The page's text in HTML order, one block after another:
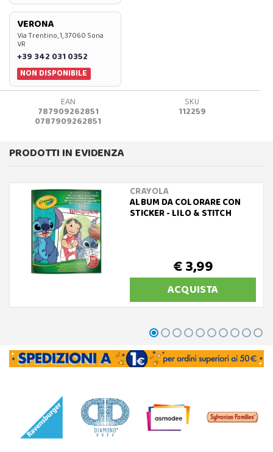
VERONA
Via Trentino, 1, 37060 Sona
VR
+39 342 031 0352
NON DISPONIBILE
EAN
787909262851
0787909262851
SKU
112259
PRODOTTI IN EVIDENZA
CRAYOLA
ALBUM DA COLORARE CON
STICKER - LILO & STITCH
€ 3,99
ACQUISTA